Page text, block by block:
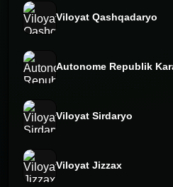
Viloyat Qashqadaryo
Autonome Republik
Viloyat Sirdaryo
Viloyat Jizzax